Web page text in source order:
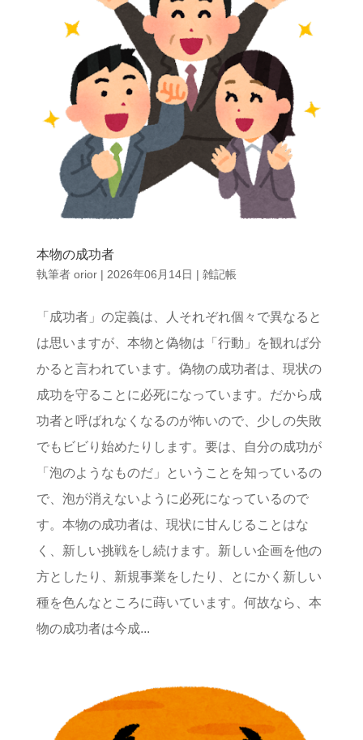
本物の成功者
執筆者 orior| 2026年06月14日 | 雑記帳
「成功者」の定義は、人それぞれ個々で異なると
は思いますが、本物と偽物は「行動」を観れば分
かると言われています。偽物の成功者は、現状の
成功を守ることに必死になっています。だから成
功者と呼ばれなくなるのが怖いので、少しの失敗
でもビビり始めたりします。要は、自分の成功が
「泡のようなものだ」ということを知っているの
で、泡が消えないように必死になっているので
す。本物の成功者は、現状に甘んじることはな
く、新しい挑戦をし続けます。新しい企画を他の
方としたり、新規事業をしたり、とにかく新しい
種を色んなところに蒔いています。何故なら、本
物の成功者は今成...